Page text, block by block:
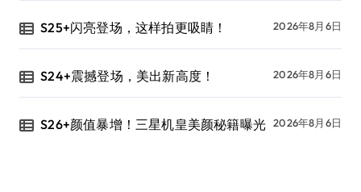
S25+闪亮登场，这样拍更吸睛！ 2026年8月6日
S24+震撼登场，美出新高度！ 2026年8月6日
S26+颜值暴增！三星机皇美颜秘籍曝光 2026年8月6日